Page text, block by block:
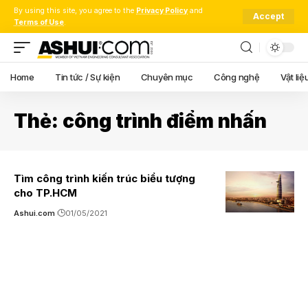
By using this site, you agree to the Privacy Policy and
Terms of Use.
Accept
Home Tin tức / Sự kiện Chuyên mục Công nghệ Vật
Thẻ: công trình điểm nhấn
Tìm công trình kiến trúc biểu tượng
cho TP.HCM
Ashui.com 01/05/2021